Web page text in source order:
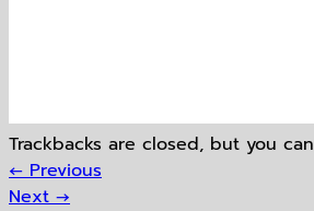
Trackbacks are closed, but you can
←Previous
Next→